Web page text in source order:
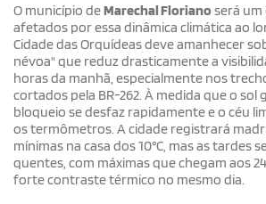
O município deMarechal Florianoserá
afetados por essa dinâmica climática ao
Cidade das Orquídeas deve amanhecer
névoa" que reduz drasticamente a
horas da manhã, especialmente nos
cortados pela BR-262. À medida que o sol
bloqueio se desfaz rapidamente e o céu
os termômetros. A cidade registrará
mínimas na casa dos 10°C, mas as tardes
quentes, com máximas que chegam aos
forte contraste térmico no mesmo dia.